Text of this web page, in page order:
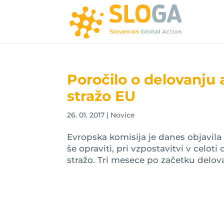
Poročilo o delovanju
stražo EU
26. 01. 2017 | Novice
Evropska komisija je danes
še opraviti, pri vzpostavitvi v celoti
stražo. Tri mesece po začetku